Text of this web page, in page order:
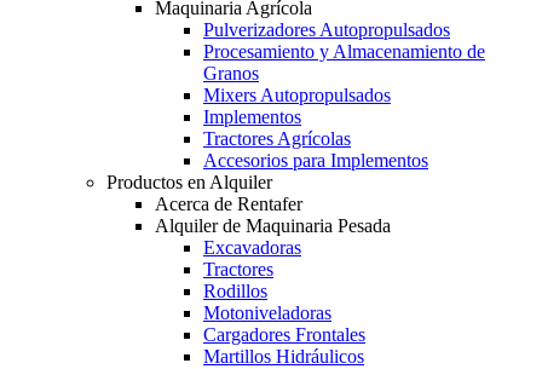
Maquinaria Agrícola
Pulverizadores Autopropulsados
Procesamiento y Almacenamiento de
Granos
Mixers Autopropulsados
Implementos
Tractores Agrícolas
Accesorios para Implementos
Productos en Alquiler
Acerca de Rentafer
Alquiler de Maquinaria Pesada
Excavadoras
Tractores
Rodillos
Motoniveladoras
Cargadores Frontales
Martillos Hidráulicos